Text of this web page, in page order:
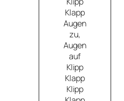
Klapp
Augen
zu,
Augen
auf
Klipp
Klapp
Klipp